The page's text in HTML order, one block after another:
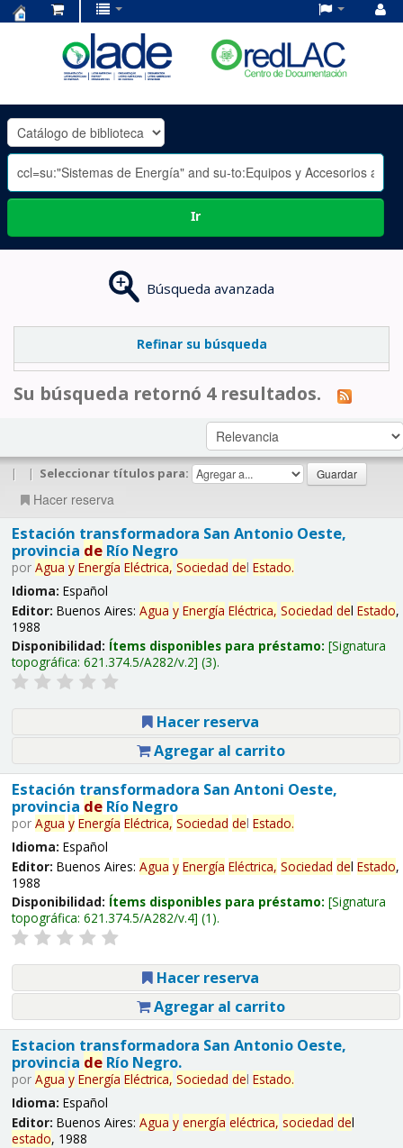
OLADE
-
Ir
Búsqueda avanzada
Refinar su búsqueda
Su búsqueda retornó 4 resultados.
| | Seleccionar títulos para:
Hacer reserva
Estación transformadora San Antonio Oeste,
provincia deRío Negro
por Agua y Energía Eléctrica, Sociedad del Estado.
Idioma: Español
Editor: Buenos Aires: Agua y Energía Eléctrica, Sociedad del Estado,
1988
Disponibilidad: Ítems disponibles para préstamo: Signatura
topográfica: 621.374.5/A282/v.2 (3).
Hacer reserva
Agregar al carrito
Estación transformadora San Antoni Oeste,
provincia deRío Negro
por Agua y Energía Eléctrica, Sociedad del Estado.
Idioma: Español
Editor: Buenos Aires: Agua y Energía Eléctrica, Sociedad del Estado,
1988
Disponibilidad: Ítems disponibles para préstamo: Signatura
topográfica: 621.374.5/A282/v.4 (1).
Hacer reserva
Agregar al carrito
Estacion transformadora San Antonio Oeste,
provincia deRío Negro.
por Agua y Energía Eléctrica, Sociedad del Estado.
Idioma: Español
Editor: Buenos Aires: Agua y energía eléctrica, sociedad del
estado, 1988